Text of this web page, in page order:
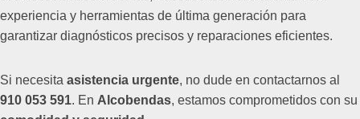
experiencia y herramientas de última generación para
garantizar diagnósticos precisos y reparaciones eficientes.
Si necesita asistencia urgente, no dude en contactarnos al
910 053 591. En Alcobendas, estamos comprometidos con su